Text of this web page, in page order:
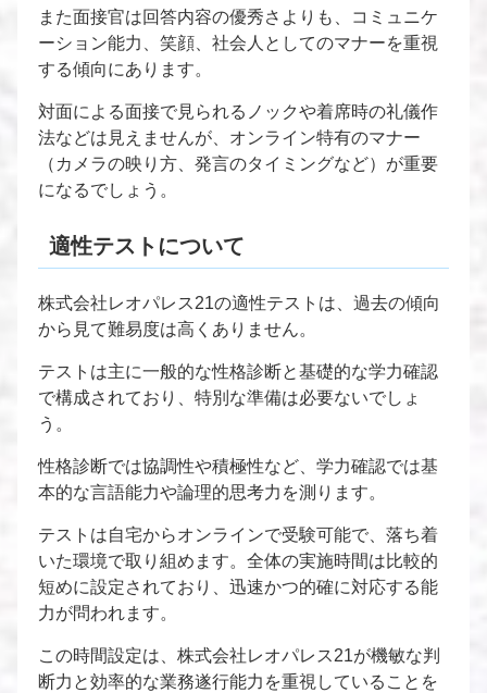
また面接官は回答内容の優秀さよりも、コミュニケ
ーション能力、笑顔、社会人としてのマナーを重視
する傾向にあります。
対面による面接で見られるノックや着席時の礼儀作
法などは見えませんが、オンライン特有のマナー
（カメラの映り方、発言のタイミングなど）が重要
になるでしょう。
適性テストについて
株式会社レオパレス21の適性テストは、過去の傾向
から見て難易度は高くありません。
テストは主に一般的な性格診断と基礎的な学力確認
で構成されており、特別な準備は必要ないでしょ
う。
性格診断では協調性や積極性など、学力確認では基
本的な言語能力や論理的思考力を測ります。
テストは自宅からオンラインで受験可能で、落ち着
いた環境で取り組めます。全体の実施時間は比較的
短めに設定されており、迅速かつ的確に対応する能
力が問われます。
この時間設定は、株式会社レオパレス21が機敏な判
断力と効率的な業務遂行能力を重視していることを